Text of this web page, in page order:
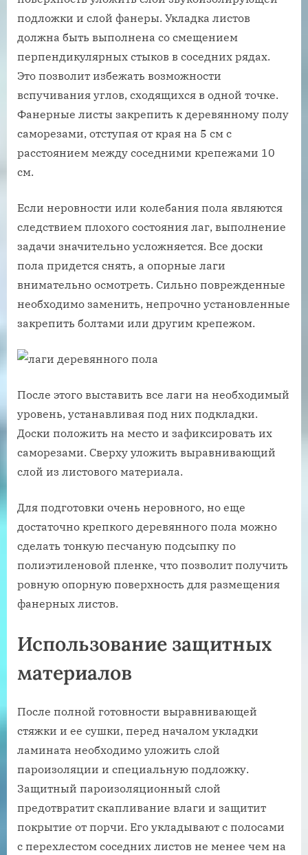
подложки и слой фанеры. Укладка листов
должна быть выполнена со смещением
перпендикулярных стыков в соседних рядах.
Это позволит избежать возможности
вспучивания углов, сходящихся в одной точке.
Фанерные листы закрепить к деревянному полу
саморезами, отступая от края на 5 см с
расстоянием между соседними крепежами 10
см.
Если неровности или колебания пола являются
следствием плохого состояния лаг, выполнение
задачи значительно усложняется. Все доски
пола придется снять, а опорные лаги
внимательно осмотреть. Сильно поврежденные
необходимо заменить, непрочно установленные
закрепить болтами или другим крепежом.
После этого выставить все лаги на необходимый
уровень, устанавливая под них подкладки.
Доски положить на место и зафиксировать их
саморезами. Сверху уложить выравнивающий
слой из листового материала.
Для подготовки очень неровного, но еще
достаточно крепкого деревянного пола можно
сделать тонкую песчаную подсыпку по
полиэтиленовой пленке, что позволит получить
ровную опорную поверхность для размещения
фанерных листов.
Использование защитных
материалов
После полной готовности выравнивающей
стяжки и ее сушки, перед началом укладки
ламината необходимо уложить слой
пароизоляции и специальную подложку.
Защитный пароизоляционный слой
предотвратит скапливание влаги и защитит
покрытие от порчи. Его укладывают с полосами
с перехлестом соседних листов не менее чем на